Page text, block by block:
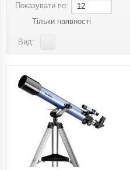
Показувати по:
12
Тільки наявності
Вид: